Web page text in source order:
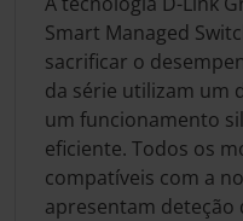
Smart Managed
sacrificar o
da série utilizam um
um funcionamento
eficiente. Todos os
compatíveis com a
apresentam deteção